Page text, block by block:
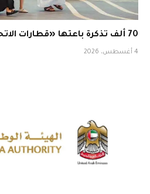
70 ألف تذكرة باعتها «قطارات الاتحاد» منذ بدء الخدمة
4 أغسطس، 2026